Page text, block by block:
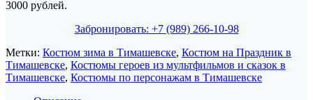
3000 рублей.
Забронировать: +7 (989) 266-10-98
Метки: Костюм зима в Тимашевске, Костюм на Праздник в
Тимашевске, Костюмы героев из мультфильмов и сказок в
Тимашевске, Костюмы по персонажам в Тимашевске